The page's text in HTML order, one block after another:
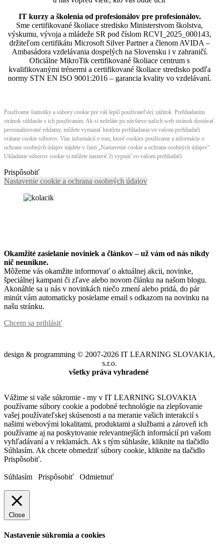
IT kurzy a školenia od profesionálov pre profesionálov.
Sme certifikované školiace stredisko Ministerstvom školstva,
výskumu, vývoja a mládeže SR pod číslom RCVI_2025_000143,
držiteľom certifikátu Microsoft Silver Partner a členom AVIDA –
Ambasádora vzdelávania dospelých na Slovensku i v zahraničí.​​​​​​​​​​​​​​​​
Oficiálne MikroTik certifikované školiace centrum s
kvalifikovanými trénermi ​​​​​​​​​​a certifikované školiace stredisko podľa
normy STN EN ISO 9001:2016 – garancia kvality vo vzdelávaní.
Používame štatistiky a súbory cookie pre váš lepší používateľský zážitok. Prehliadaním
stránok súhlasíte s ich používaním. Ak si neželáte po návšteve našich web stránok dostávať
personalizované reklamy, môžete vymazať históriu prehliadania vo vašom prehliadači
vrátane cookie súborov. Viac informácií o tom, ktoré cookies používame a informácie o
ochrane osobných údajov nájdete v časti „Nastavenie cookie a ochrana osobných údajov“.
Ukladanie súborov cookie si môžete nastaviť či vypnúť vo vašom prehliadači.
Prispôsobiť
Nastavenie cookie a ochrana osobných údajov
Okamžité zasielanie noviniek a článkov – už vám od nás nikdy
nič neunikne.
Môžeme vás okamžite informovať o aktuálnej akcii, novinke,
špeciálnej kampani či zľave alebo novom článku na našom blogu.
Akonáhle sa u nás v novinkách niečo zmení alebo pridá, do pár
minút vám automaticky posielame email s odkazom na novinku na
našu stránku.
Chcem sa prihlásiť
design & programming © 2007-2026 IT LEARNING SLOVAKIA,
s.r.o.
všetky práva vyhradené
Vážime si vaše súkromie - my v IT LEARNING SLOVAKIA
používame súbory cookie a podobné technológie na zlepšovanie
vašej používateľskej skúsenosti a na meranie vašich interakcií s
našimi webovými lokalitami, produktami a službami a zároveň ich
používame aj na poskytovanie relevantnejších informácií pri vašom
vyhľadávaní a v reklamách. Ak s tým súhlasíte, kliknite na tlačidlo
Súhlasím. Ak chcete obmedziť súbory cookie, kliknite na tlačidlo
Prispôsobiť.
Súhlasím Prispôsobiť Odmietnuť
Close
Nastavenie súkromia a cookies